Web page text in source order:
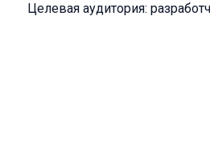
Целевая аудитория: